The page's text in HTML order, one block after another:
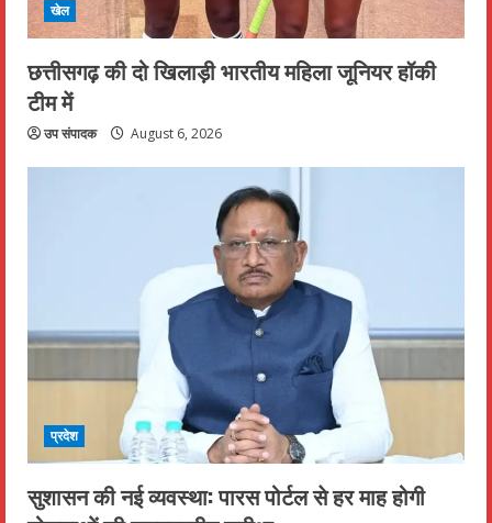
खेल
छत्तीसगढ़ की दो खिलाड़ी भारतीय महिला जूनियर हॉकी
टीम में
उप संपादक August 6, 2026
प्रदेश
सुशासन की नई व्यवस्था: पारस पोर्टल से हर माह होगी